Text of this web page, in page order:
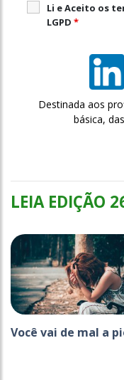
Li e Aceito os
LGPD *
Destinada aos
básica,
LEIA EDIÇÃO
Você vai de mal a